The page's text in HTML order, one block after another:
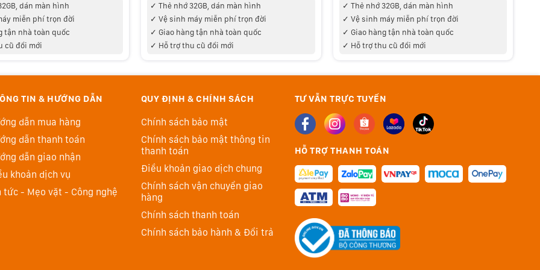
giải cao ngay trong máy sử dụng toàn chiều rộng cảm
6K có thể dùng quay 4K dư mẫu tại 30p để cải
hỗ trợ quay 120p và xem lại slow-motion ở độ
, dán màn hình
miễn phí trọn đời
tận nhà toàn quốc
cũ đổi mới
✓ Thẻ nhớ 32GB , dán màn hình
✓ Vệ sinh máy miễn phí trọn đời
✓ Giao hàng tận nhà toàn quốc
✓ Hỗ trợ thu cũ đổi mới
✓ Thẻ nhớ 32GB, dán màn hình
✓ Vệ sinh máy miễn phí trọn đời
✓ Giao hàng tận nhà toàn quốc
✓ Hỗ trợ thu cũ đổi mới
TIN & HƯỚNG DẪN
dẫn mua hàng
dẫn thanh toán
dẫn giao nhận
khoản dịch vụ
tức - Mẹo vặt - Công nghệ
QUY ĐỊNH & CHÍNH SÁCH
Chính sách bảo mật
Chính sách bảo mật thông tin
thanh toán
Điều khoản giao dịch chung
Chính sách vận chuyển giao
hàng
Chính sách thanh toán
Chính sách bảo hành & Đổi trả
TƯ VẪN TRỰC TUYẾN
HỖ TRỢ THANH TOÁN